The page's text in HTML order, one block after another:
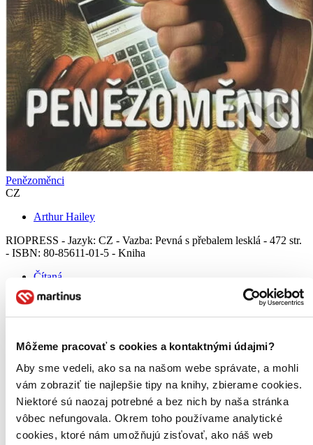
Môžeme pracovať s cookies a kontaktnými údajmi?
Aby sme vedeli, ako sa na našom webe správate, a mohli
vám zobraziť tie najlepšie tipy na knihy, zbierame cookies.
Niektoré sú naozaj potrebné a bez nich by naša stránka
vôbec nefungovala. Okrem toho používame analytické
cookies, ktoré nám umožňujú zisťovať, ako náš web
Penězoměnci
CZ
Arthur Hailey
RIOPRESS - Jazyk: CZ - Vazba: Pevná s přebalem lesklá - 472 str.
- ISBN: 80-85611-01-5 - Kniha
Čítaná
mierne opotrebovaná
Túto knihu sme vykúpili cez
a je mierne
opotrebovaná.Na tejto knihe už síce poznať, že ju niekto
to akokoľvek znižovalo zážitok z jej obsahu. Knihu sme
označili nálepkou, ktorá môže na niektorých obaloch
zanechať stopy.
Na sklade
Tento produkt síce máme aktuálne na sklade, máme však už
iba posledné kusy a ďalšie už nemá ani distribútor, preto je
možné, že bude onedlho úplne vypredaný. Ak ho chcete mať,
ponáhľajte sa!